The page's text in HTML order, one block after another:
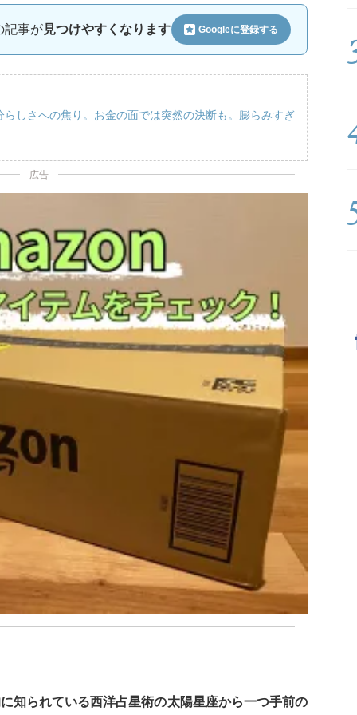
記事が見つけやすくなります Googleに登録する
しさへの焦り。お金の面では突然の決断も。膨らみすぎ
広告
知られている西洋占星術の太陽星座から一つ手前の